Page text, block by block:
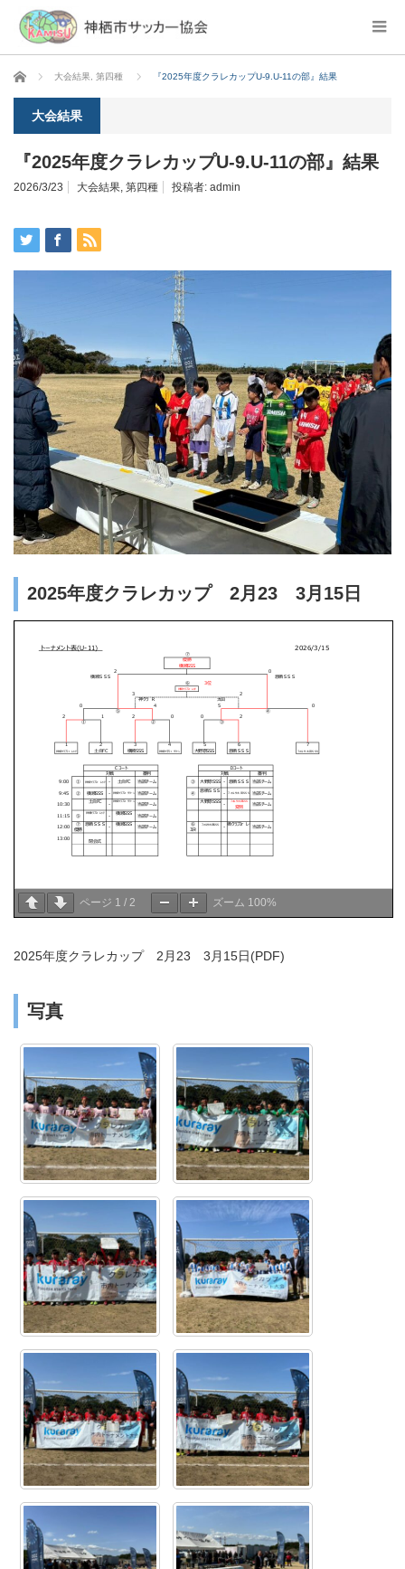
ホーム 大会結果 第四種 『2025年度クラレカップU-9.U-11の部』結果
大会結果
『2025年度クラレカップU-9.U-11の部』結果
2026/3/23 大会結果, 第四種 投稿者: admin
2025年度クラレカップ 2月23 3月15日
ページ 1 / 2 ズーム 100%
2025年度クラレカップ 2月23 3月15日(PDF)
写真